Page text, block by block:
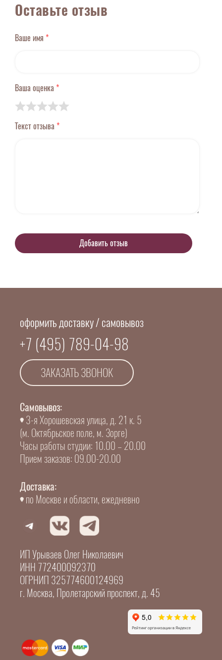
Оставьте отзыв
Ваше имя *
Ваша оценка *
Текст отзыва *
оформить доставку / самовывоз
+7 (495) 789-04-98
ЗАКАЗАТЬ ЗВОНОК
Самовывоз:
3-я Хорошевская улица, д. 21 к. 5
(м. Октябрьское поле, м. Зорге)
Часы работы студии: 10.00 – 20.00
Прием заказов: 09.00-20.00
Доставка:
по Москве и области, ежедневно
ИП Урываев Олег Николаевич
ИНН 772400092370
ОГРНИП 325774600124969
г. Москва, Пролетарский проспект, д. 45